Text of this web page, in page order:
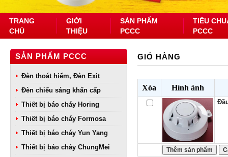
TRANG
CHỦ
GIỚI
THIỆU
SẢN PHẨM
PCCC
TIÊU
PCCC
SẢN PHẨM PCCC
Đèn thoát hiểm, Đèn Exit
Đèn chiếu sáng khẩn cấp
Thiết bị báo cháy Horing
Thiết bị báo cháy Formosa
Thiết bị báo cháy Yun Yang
Thiết bị báo cháy ChungMei
GIỎ HÀNG
Xóa Hình ảnh